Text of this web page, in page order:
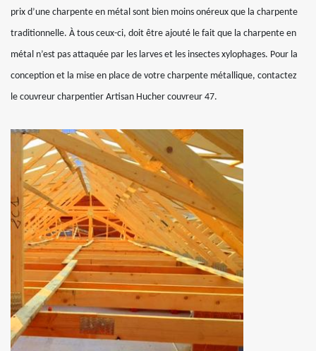
prix d’une charpente en métal sont bien moins onéreux que la charpente
traditionnelle. À tous ceux-ci, doit être ajouté le fait que la charpente en
métal n’est pas attaquée par les larves et les insectes xylophages. Pour la
conception et la mise en place de votre charpente métallique, contactez
le couvreur charpentier Artisan Hucher couvreur 47.